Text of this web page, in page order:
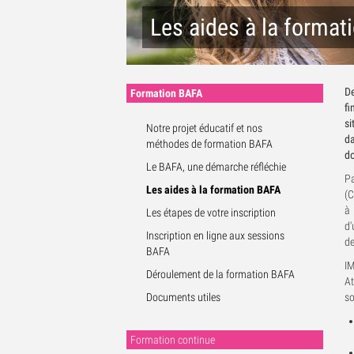
Les aides à la
Sous-menu Formations
Formation BAFA
Notre projet éducatif et nos
méthodes de formation BAFA
Le BAFA, une démarche réfléchie
Les aides à la formation BAFA
Les étapes de votre inscription
Inscription en ligne aux sessions
BAFA
Déroulement de la formation BAFA
Documents utiles
Formation continue
à